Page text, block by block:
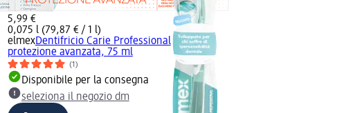
5,99 €
0,075 l (79,87 € / 1 l)
elmexDentifricio Carie Professional
protezione avanzata, 75 ml
(1)
Disponibile per la consegna
seleziona il negozio dm